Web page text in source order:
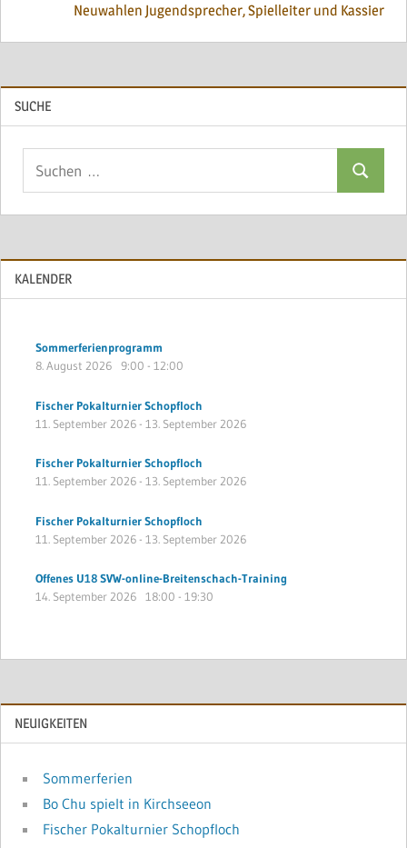
Neuwahlen Jugendsprecher, Spielleiter und Kassier
SUCHE
Suchen
KALENDER
Sommerferienprogramm
8. August 2026 9:00 - 12:00
Fischer Pokalturnier Schopfloch
11. September 2026- 13. September 2026
Fischer Pokalturnier Schopfloch
11. September 2026- 13. September 2026
Fischer Pokalturnier Schopfloch
11. September 2026- 13. September 2026
Offenes U18 SVW-online-Breitenschach-Training
14. September 2026 18:00 - 19:30
NEUIGKEITEN
Sommerferien
Bo Chu spielt in Kirchseeon
Fischer Pokalturnier Schopfloch